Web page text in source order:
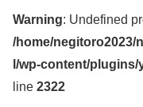
Warning: Undefined
/home/
l/wp-content/
line 2322